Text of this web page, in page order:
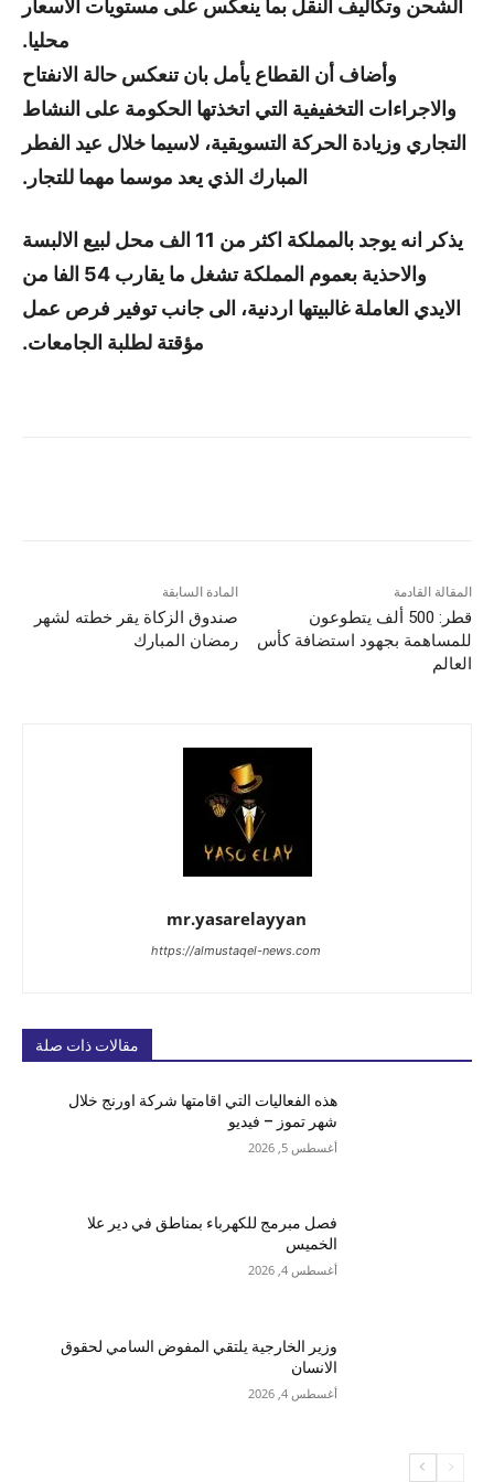
الشحن وتكاليف النقل بما ينعكس على مستويات الاسعار
محليا.
وأضاف أن القطاع يأمل بان تنعكس حالة الانفتاح
والاجراءات التخفيفية التي اتخذتها الحكومة على النشاط
التجاري وزيادة الحركة التسويقية، لاسيما خلال عيد الفطر
المبارك الذي يعد موسما مهما للتجار.
يذكر انه يوجد بالمملكة اكثر من 11 الف محل لبيع الالبسة
والاحذية بعموم المملكة تشغل ما يقارب 54 الفا من
الايدي العاملة غالبيتها اردنية، الى جانب توفير فرص عمل
مؤقتة لطلبة الجامعات.
المادة السابقة
صندوق الزكاة يقر خطته لشهر
رمضان المبارك
المقالة القادمة
قطر: 500 ألف يتطوعون
للمساهمة بجهود استضافة كأس
العالم
mr.yasarelayyan
https://almustaqel-news.com
مقالات ذات صلة
هذه الفعاليات التي اقامتها شركة اورنج خلال
شهر تموز – فيديو
أغسطس 5, 2026
فصل مبرمج للكهرباء بمناطق في دير علا
الخميس
أغسطس 4, 2026
وزير الخارجية يلتقي المفوض السامي لحقوق
الانسان
أغسطس 4, 2026